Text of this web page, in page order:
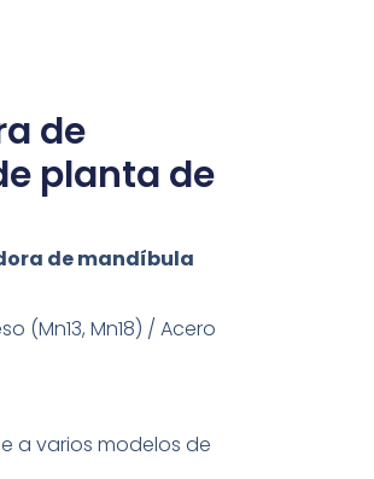
de
planta de
de mandíbula
(Mn13, Mn18) / Acero
a varios modelos de